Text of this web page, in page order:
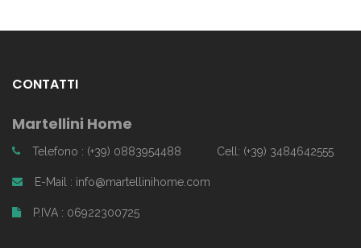
CONTATTI
Martellini Home
Telefono : (+39) 0883954488 Cell: (+39) 3484642555
E-Mail : info@martellinihome.com
P.IVA : 06922300725